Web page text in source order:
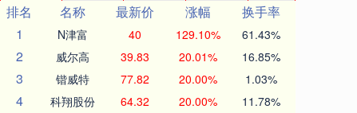
排名
名称 最新价 涨幅
换手率
1
N津富 40 129.10% 61.43%
2 威尔高 39.83 20.01% 16.85%
3 锴威特 77.82 20.00% 1.03%
4 科翔股份 64.32 20.00% 11.78%